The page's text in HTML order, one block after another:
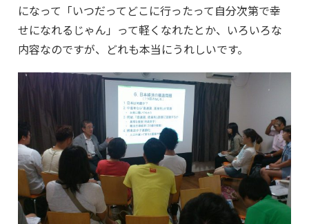
になって「いつだってどこに行ったって自分次第で幸
せになれるじゃん」って軽くなれたとか、いろいろな
内容なのですが、どれも本当にうれしいです。